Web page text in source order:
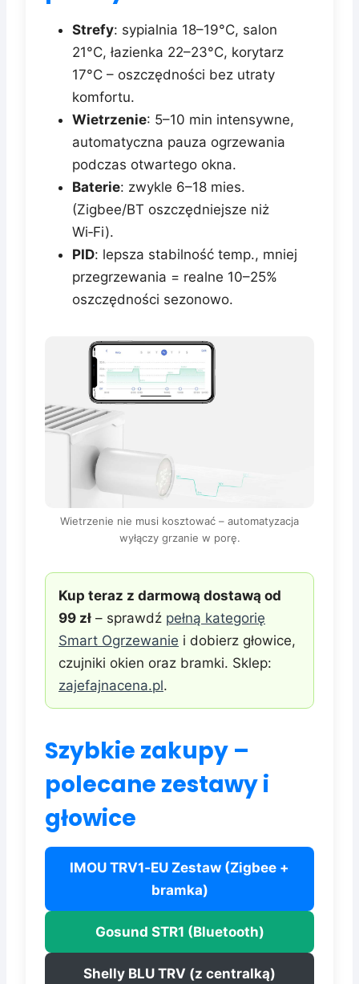
Strefy: sypialnia 18–19°C, salon
21°C, łazienka 22–23°C, korytarz
17°C – oszczędności bez utraty
komfortu.
Wietrzenie: 5–10 min intensywne,
automatyczna pauza ogrzewania
podczas otwartego okna.
Baterie: zwykle 6–18 mies.
(Zigbee/BT oszczędniejsze niż
Wi‑Fi).
PID: lepsza stabilność temp., mniej
przegrzewania = realne 10–25%
oszczędności sezonowo.
Wietrzenie nie musi kosztować – automatyzacja
wyłączy grzanie w porę.
Kup teraz z darmową dostawą od
99 zł – sprawdź pełną kategorię
Smart Ogrzewanie i dobierz głowice,
czujniki okien oraz bramki. Sklep:
zajefajnacena.pl.
Szybkie zakupy –
polecane zestawy i
głowice
IMOU TRV1‑EU Zestaw (Zigbee +
bramka)
Gosund STR1 (Bluetooth)
Shelly BLU TRV (z centralką)